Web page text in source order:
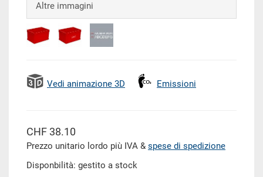
Altre immagini
Vedi animazione 3D Emissioni
CHF 38.10
Prezzo unitario lordo più IVA & spese di spedizione
Disponbilità: gestito a stock